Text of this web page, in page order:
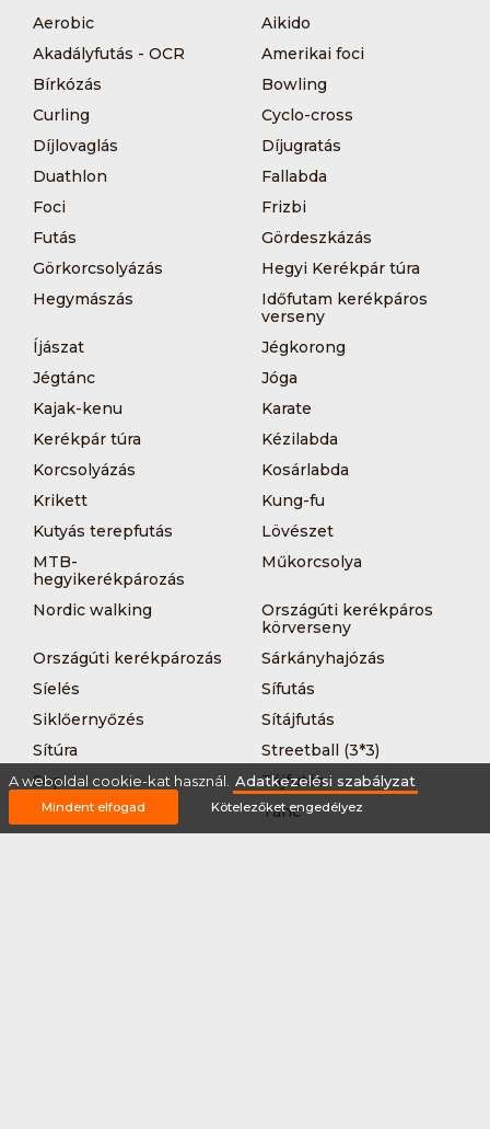
Aerobic
Aikido
Akadályfutás - OCR
Amerikai foci
Bírkózás
Bowling
Curling
Cyclo-cross
Díjlovaglás
Díjugratás
Duathlon
Fallabda
Foci
Frizbi
Futás
Gördeszkázás
Görkorcsolyázás
Hegyi Kerékpár túra
Hegymászás
Időfutam kerékpáros
verseny
Íjászat
Jégkorong
Jégtánc
Jóga
Kajak-kenu
Karate
Kerékpár túra
Kézilabda
Korcsolyázás
Kosárlabda
Krikett
Kung-fu
Kutyás terepfutás
Lövészet
MTB-
hegyikerékpározás
Műkorcsolya
Nordic walking
Országúti kerékpáros
körverseny
Országúti kerékpározás
Sárkányhajózás
Síelés
Sífutás
Siklőernyőzés
Sítájfutás
Sítúra
Streetball (3*3)
Sup
Tájfutás
Tájkerékpár
Tánc
A weboldal cookie-kat használ. Adatkezelési szabályzat
Mindent elfogad Kötelezőket engedélyez